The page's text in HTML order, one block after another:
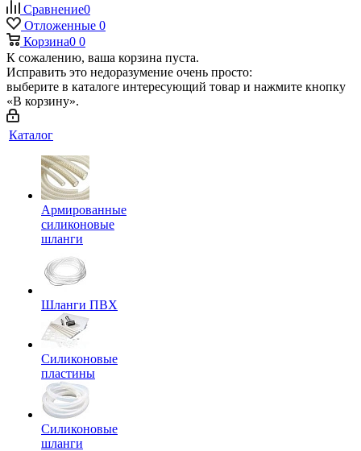
Сравнение0
Отложенные 0
Корзина0 0
К сожалению, ваша корзина пуста.
Исправить это недоразумение очень просто:
выберите в каталоге интересующий товар и нажмите кнопку
«В корзину».
Каталог
Армированные
силиконовые
шланги
Шланги ПВХ
Силиконовые
пластины
Силиконовые
шланги